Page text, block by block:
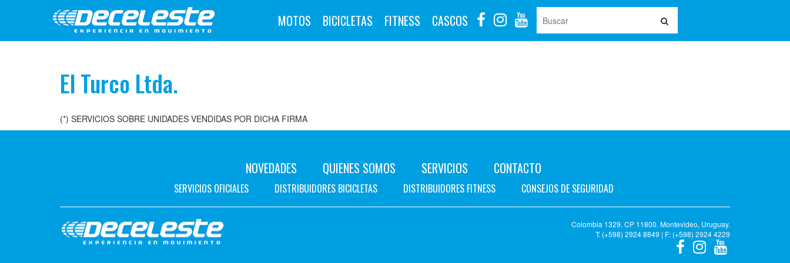
MOTOS BICICLETAS FITNESS CASCOS
El Turco Ltda.
(*) SERVICIOS SOBRE UNIDADES VENDIDAS POR DICHA FIRMA
NOVEDADES QUIENES SOMOS SERVICIOS CONTACTO
SERVICIOS OFICIALES DISTRIBUIDORES BICICLETAS DISTRIBUIDORES FITNESS CONSEJOS DE SEGURIDAD
Colombia 1329. CP 11800. Montevideo, Uruguay.
T: (+598) 2924 8849 | F: (+598) 2924 4229